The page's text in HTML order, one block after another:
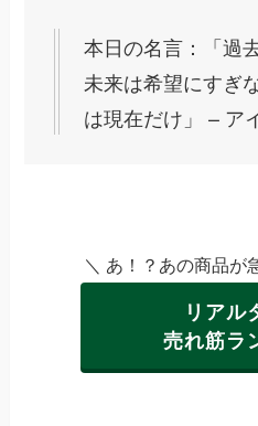
本日の名言：「過
未来は希望にすぎ
は現在だけ」 – ア
＼ あ！？あの商品が
リアル
売れ筋ラ